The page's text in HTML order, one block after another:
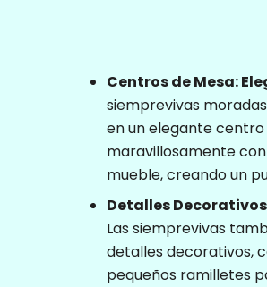
Centros de Mesa:
siemprevivas
en un elegante
maravillosamente
mueble, creando un
Detalles
Las siemprevivas
detalles decorativos,
pequeños ramilletes
Cookies
estrictamente
necesarias
Las cookies
estrictamente
necesarias son
aquellas